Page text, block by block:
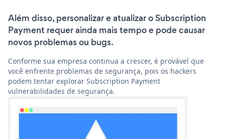
Além disso, personalizar e atualizar o Subscription
Payment requer ainda mais tempo e pode causar
novos problemas ou bugs.
Conforme sua empresa continua a crescer, é provável que
você enfrente problemas de segurança, pois os hackers
podem tentar explorar Subscription Payment
vulnerabilidades de segurança.